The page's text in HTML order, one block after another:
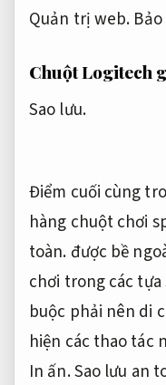
Quản trị web.
Chuột Logitech
Sao lưu.
Điểm cuối cùng
hàng chuột chơi
toàn. được bề
chơi trong các
buộc phải nên di
hiện các thao tác
In ấn.Sao lưu an